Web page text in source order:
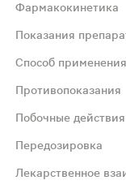
хрящевой
препарат
и др.
Фармакокинетика
Показания
Способ применения
Противопоказания
Побочные действия
Передозировка
Лекарственное